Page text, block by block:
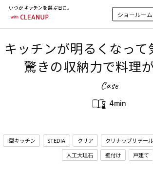
ショールー
キッチンが明るくなって
驚きの収納力で料理
Case
4min
I型キッチン STEDIA クリア クリナップリテー
人工大理石
壁付け 戸建て